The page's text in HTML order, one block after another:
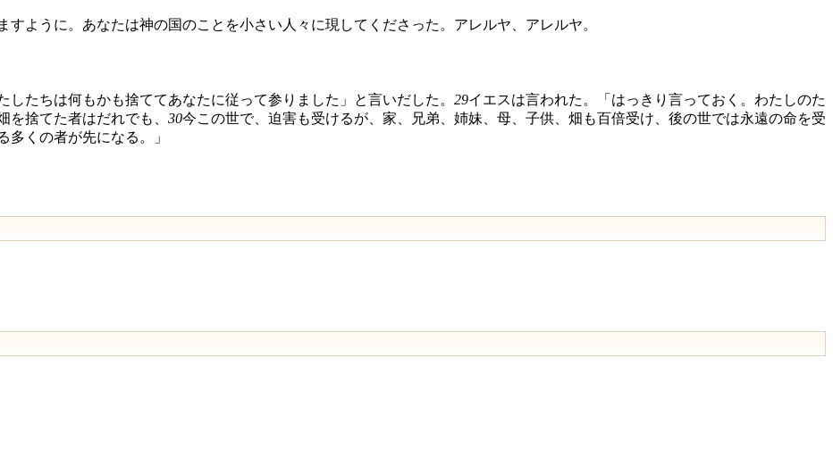
ように。あなたは神の国のことを小さい人々に現してくださった。アレルヤ、アレルヤ。
たちは何もかも捨ててあなたに従って参りました」と言いだした。 29イエスは言われた。「はっきり言っておく。わたしのた
捨てた者はだれでも、 30今この世で、迫害も受けるが、家、兄弟、姉妹、母、子供、畑も百倍受け、後の世では永遠の命を受
多くの者が先になる。」